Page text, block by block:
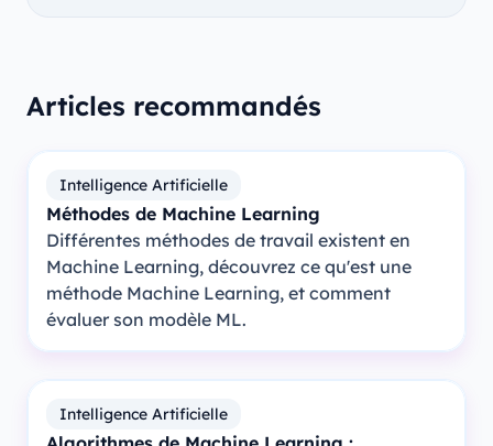
Articles recommandés
Intelligence Artificielle
Méthodes de Machine Learning
Différentes méthodes de travail existent en
Machine Learning, découvrez ce qu'est une
méthode Machine Learning, et comment
évaluer son modèle ML.
Intelligence Artificielle